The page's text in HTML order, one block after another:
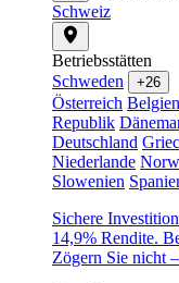
Schweiz
Betriebsstätten
Schweden
+26
Österreich Belgien
Republik
Deutschland
Niederlande
Slowenien
Sichere
14,9% Rendite.
Zögern Sie nicht